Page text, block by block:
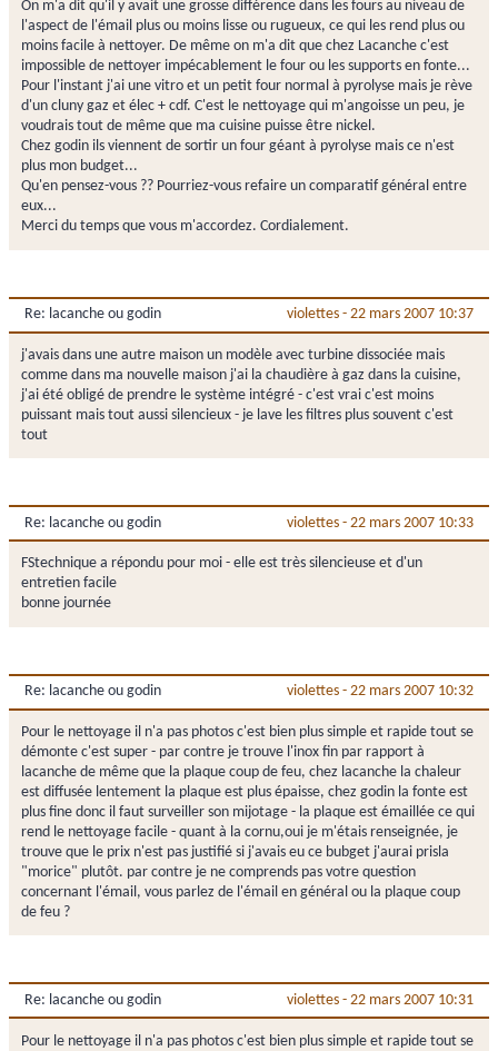
On m'a dit qu'il y avait une grosse différence dans les fours au niveau de
l'aspect de l'émail plus ou moins lisse ou rugueux, ce qui les rend plus ou
moins facile à nettoyer. De même on m'a dit que chez Lacanche c'est
impossible de nettoyer impécablement le four ou les supports en fonte...
Pour l'instant j'ai une vitro et un petit four normal à pyrolyse mais je rève
d'un cluny gaz et élec + cdf. C'est le nettoyage qui m'angoisse un peu, je
voudrais tout de même que ma cuisine puisse être nickel.
Chez godin ils viennent de sortir un four géant à pyrolyse mais ce n'est
plus mon budget...
Qu'en pensez-vous ?? Pourriez-vous refaire un comparatif général entre
eux...
Merci du temps que vous m'accordez. Cordialement.
Re: lacanche ou godin violettes - 22 mars 2007 10:37
j'avais dans une autre maison un modèle avec turbine dissociée mais
comme dans ma nouvelle maison j'ai la chaudière à gaz dans la cuisine,
j'ai été obligé de prendre le système intégré - c'est vrai c'est moins
puissant mais tout aussi silencieux - je lave les filtres plus souvent c'est
tout
Re: lacanche ou godin violettes - 22 mars 2007 10:33
FStechnique a répondu pour moi - elle est très silencieuse et d'un
entretien facile
bonne journée
Re: lacanche ou godin violettes - 22 mars 2007 10:32
Pour le nettoyage il n'a pas photos c'est bien plus simple et rapide tout se
démonte c'est super - par contre je trouve l'inox fin par rapport à
lacanche de même que la plaque coup de feu, chez lacanche la chaleur
est diffusée lentement la plaque est plus épaisse, chez godin la fonte est
plus fine donc il faut surveiller son mijotage - la plaque est émaillée ce qui
rend le nettoyage facile - quant à la cornu,oui je m'étais renseignée, je
trouve que le prix n'est pas justifié si j'avais eu ce bubget j'aurai prisla
"morice" plutôt. par contre je ne comprends pas votre question
concernant l'émail, vous parlez de l'émail en général ou la plaque coup
de feu ?
Re: lacanche ou godin violettes - 22 mars 2007 10:31
Pour le nettoyage il n'a pas photos c'est bien plus simple et rapide tout se